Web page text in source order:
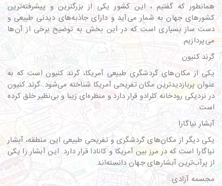
همانطور که گفتیم ، این کشور یکی از بزرگترین و پیشرفته‌ترین
کشورهای جهان به شمار می‌آید و دارای جاذبه‌های دیدنی طبیعی و
دست ساز بسیاری است که در این بخش به توضیح برخی از آن‌ها
می‌پردازیم.
گرند کنیون
یکی از مکان‌های گردشگری طبیعی آمریکا، گرند کنیون است که به
عنوان پربازدیدترین مکان تفریحی آمریکا شناخته می‌شود. گرند کنیون
در نزدیکی رودخانه کلرادو قرار دارد و منظره‌ای زیبا و بی‌نظیر خلق کرده
است.
آبشار نیاگارا
یکی دیگر از مکان‌های گردشگری و تفریحی طبیعی این منطقه، آبشار
نیاگارا است که در مرز بین آمریکا و کانادا قرار دارد. این آبشار را یکی
از پرآب‌ترین آبشارهای جهان دانسته‌اند.
مجسمه آزادی